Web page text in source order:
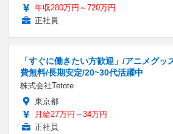
年収280万円～720万円
正社員
「すぐに働きたい方歓迎」/アニメグッ
費無料/長期安定/20~30代活躍中
株式会社Tetote
東京都
月給27万円～34万円
正社員